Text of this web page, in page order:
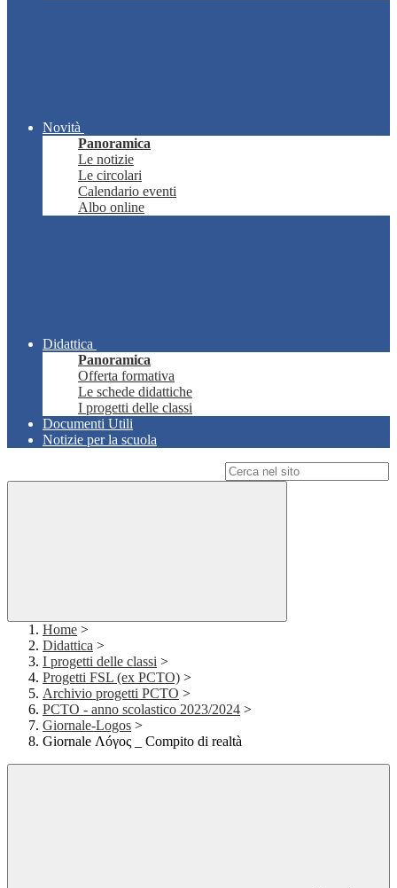
Novità
Panoramica
Le notizie
Le circolari
Calendario eventi
Albo online
Didattica
Panoramica
Offerta formativa
Le schede didattiche
I progetti delle classi
Documenti Utili
Notizie per la scuola
Home >
Didattica >
I progetti delle classi >
Progetti FSL (ex PCTO) >
Archivio progetti PCTO >
PCTO - anno scolastico 2023/2024 >
Giornale-Logos >
Giornale Λóγος _ Compito di realtà